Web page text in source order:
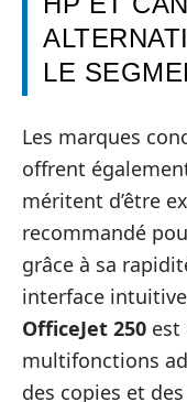
LE
Les marques
offrent
méritent d’être
recommandé
grâce à sa
interface
OfficeJet 250 est
multifonctions
des copies et